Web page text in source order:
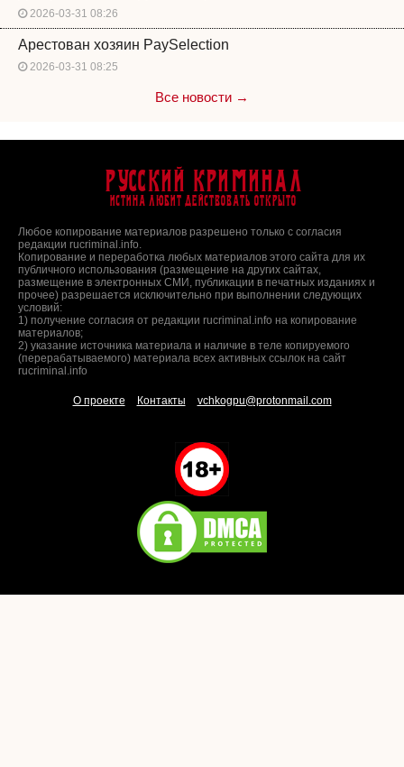
2026-03-31 08:26
Арестован хозяин PaySelection
2026-03-31 08:25
Все новости →
Русский Криминал
Истина любит действовать открыто
Любое копирование материалов разрешено только с согласия
редакции rucriminal.info.
Копирование и переработка любых материалов этого сайта для их
публичного использования (размещение на других сайтах,
размещение в электронных СМИ, публикации в печатных изданиях и
прочее) разрешается исключительно при выполнении следующих
условий:
1) получение согласия от редакции rucriminal.info на копирование
материалов;
2) указание источника материала и наличие в теле копируемого
(перерабатываемого) материала всех активных ссылок на сайт
rucriminal.info
О проекте Контакты vchkogpu@protonmail.com